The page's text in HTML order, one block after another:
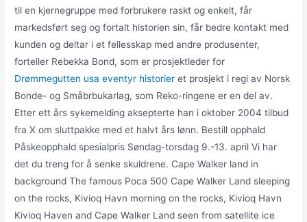
til en kjernegruppe med forbrukere raskt og enkelt, får
markedsført seg og fortalt historien sin, får bedre kontakt med
kunden og deltar i et fellesskap med andre produsenter,
forteller Rebekka Bond, som er prosjektleder for
Drømmegutten usa eventyr historier et prosjekt i regi av Norsk
Bonde- og Småbrbukarlag, som Reko-ringene er en del av.
Etter ett års sykemelding aksepterte han i oktober 2004 tilbud
fra X om sluttpakke med et halvt års lønn. Bestill opphald
Påskeopphald spesialpris Søndag-torsdag 9.-13. april Vi har
det du treng for å senke skuldrene. Cape Walker land in
background The famous Poca 500 Cape Walker Land sleeping
on the rocks, Kivioq Havn morning on the rocks, Kivioq Havn
Kivioq Haven and Cape Walker Land seen from satellite ice